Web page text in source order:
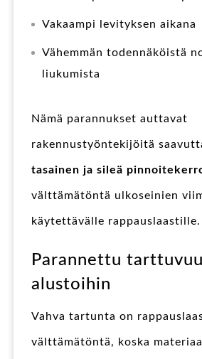
Vakaampi levityksen aikana
Vähemmän todennäköistä
liukumista
Nämä parannukset auttavat
rakennustyöntekijöitä
tasainen ja sileä
välttämätöntä ulkoseinien
käytettävälle rappauslaastille.
Parannettu
alustoihin
Vahva tartunta on
välttämätöntä, koska